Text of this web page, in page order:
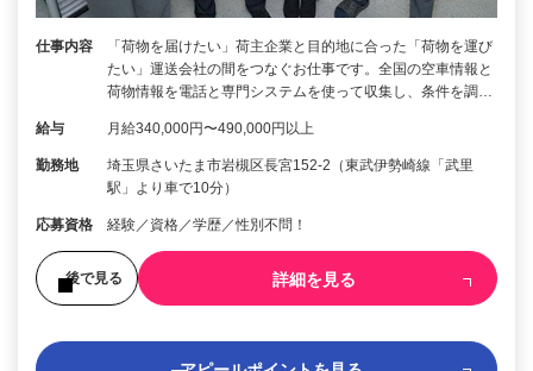
仕事内容
「荷物を届けたい」荷主企業と目的地に合った「荷物を運び
たい」運送会社の間をつなぐお仕事です。全国の空車情報と
荷物情報を電話と専門システムを使って収集し、条件を調…
給与 月給340,000円〜490,000円以上
勤務地
埼玉県さいたま市岩槻区長宮152-2（東武伊勢崎線「武里
駅」より車で10分）
応募資格 経験／資格／学歴／性別不問！
後で見る 詳細を見る